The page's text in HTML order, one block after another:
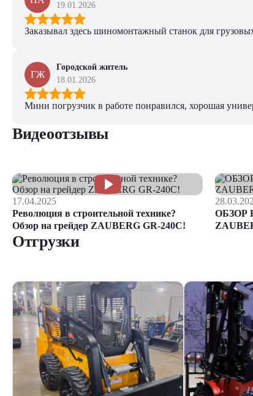
19.01.2026
Заказывал здесь шиномонтажный станок для
ГЖ
Городской житель
18.01.2026
Мини погрузчик в работе понравился, хорошая
Видеоотзывы
17.04.2025
Революция в строительной технике?
Обзор на грейдер ZAUBERG GR-240C!
ОБЗОР
Отгрузки